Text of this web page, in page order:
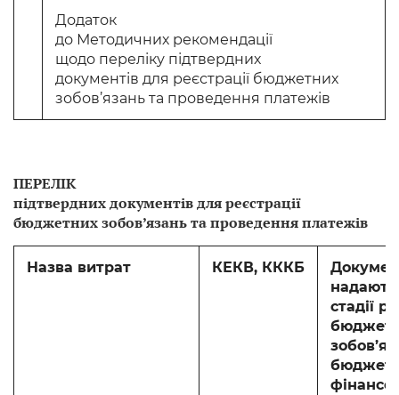
Додаток
до Методичних рекомендації
щодо переліку підтвердних
документів для реєстрації бюджетних
зобов’язань та проведення платежів
ПЕРЕЛІК
підтвердних документів для реєстрації
бюджетних зобов’язань та проведення платежів
Назва витрат КЕКВ, КККБ
стадії